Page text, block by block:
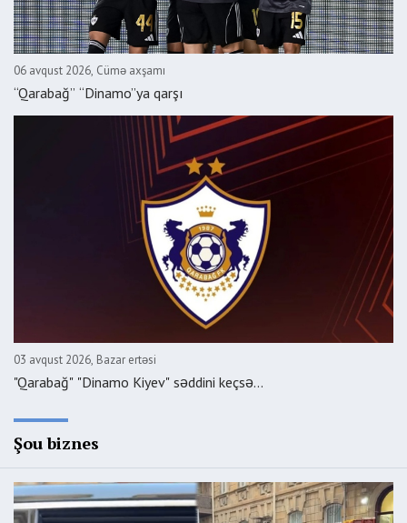
06 avqust 2026, Cümə axşamı
“Qarabağ” “Dinamo”ya qarşı
03 avqust 2026, Bazar ertəsi
"Qarabağ" "Dinamo Kiyev" səddini keçsə...
Şou biznes